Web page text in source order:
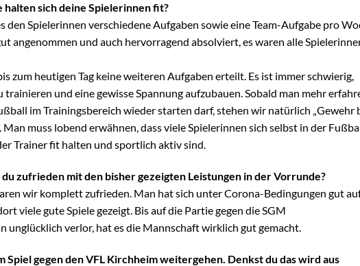
halten sich deine Spielerinnen fit?
den Spielerinnen verschiedene Aufgaben sowie eine Team-Aufgabe pro
angenommen und auch hervorragend absolviert, es waren alle
zum heutigen Tag keine weiteren Aufgaben erteilt. Es ist immer schwierig,
und eine gewisse Spannung aufzubauen. Sobald man mehr
im Trainingsbereich wieder starten darf, stehen wir natürlich „Gewehr
muss lobend erwähnen, dass viele Spielerinnen sich selbst in der
Trainer fit halten und sportlich aktiv sind.
zufrieden mit den bisher gezeigten Leistungen in der Vorrunde?
wir komplett zufrieden. Man hat sich unter Corona-Bedingungen gut
viele gute Spiele gezeigt. Bis auf die Partie gegen die SGM
unglücklich verlor, hat es die Mannschaft wirklich gut gemacht.
Spiel gegen den VFL Kirchheim weitergehen. Denkst du das wird aus